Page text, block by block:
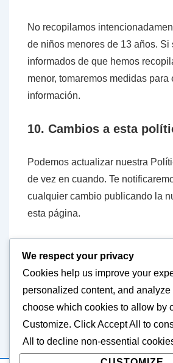
No recopilamos
de niños menores de 13 años. Si
informados de que hemos
menor, tomaremos medidas para
información.
10. Cambios a esta
Podemos actualizar nuestra
de vez en cuando. Te
cualquier cambio publicando la
esta página.
Si tienes preguntas sobre esta
Privacidad, contáctanos en:
privacy@pirotecniacaballer.es.
We respect your privacy
Cookies help us improve your
personalized content, and analyze
choose which cookies to allow by
Customize. ClickAccept All to
All
to decline non-essential